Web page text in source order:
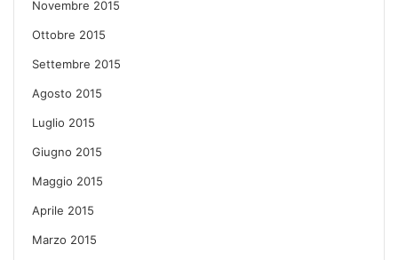
Novembre 2015
Ottobre 2015
Settembre 2015
Agosto 2015
Luglio 2015
Giugno 2015
Maggio 2015
Aprile 2015
Marzo 2015